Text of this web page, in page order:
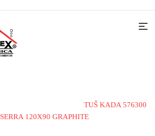
TUŠ KADA 576300
SERRA 120X90 GRAPHITE